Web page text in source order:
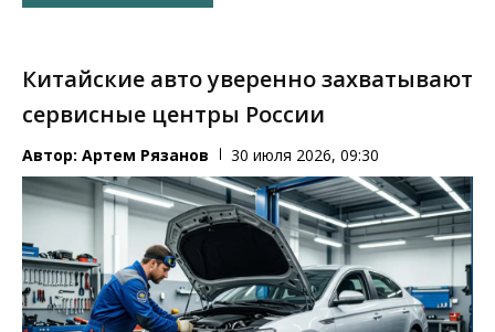
Китайские авто уверенно захватывают
сервисные центры России
Автор: Артем Рязанов 30 июля 2026, 09:30